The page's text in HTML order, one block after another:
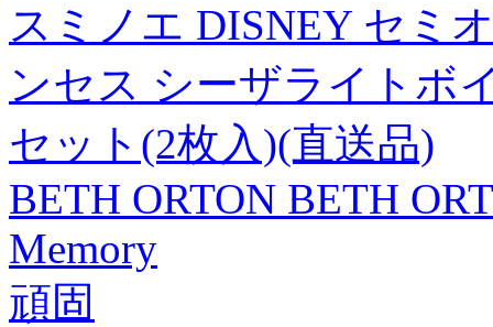
スミノエ DISNEY セミ
ンセス シーザライトボ
セット(2枚入)(直送品)
BETH ORTON BETH
Memory
頑固